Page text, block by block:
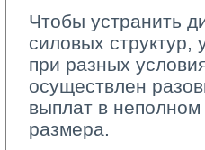
Чтобы устранить
силовых
при разных
осуществлен
выплат в
размера.